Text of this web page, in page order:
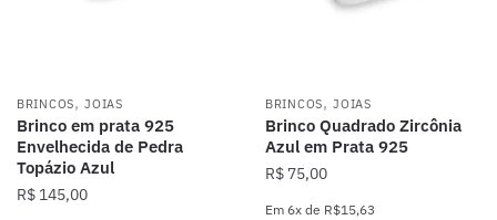
BRINCOS,JOIAS
Brinco em prata 925
Envelhecida de Pedra
Topázio Azul
R$ 145,00
BRINCOS,JOIAS
Brinco Quadrado Zircônia
Azul em Prata 925
R$ 75,00
Em 6x de R$15,63